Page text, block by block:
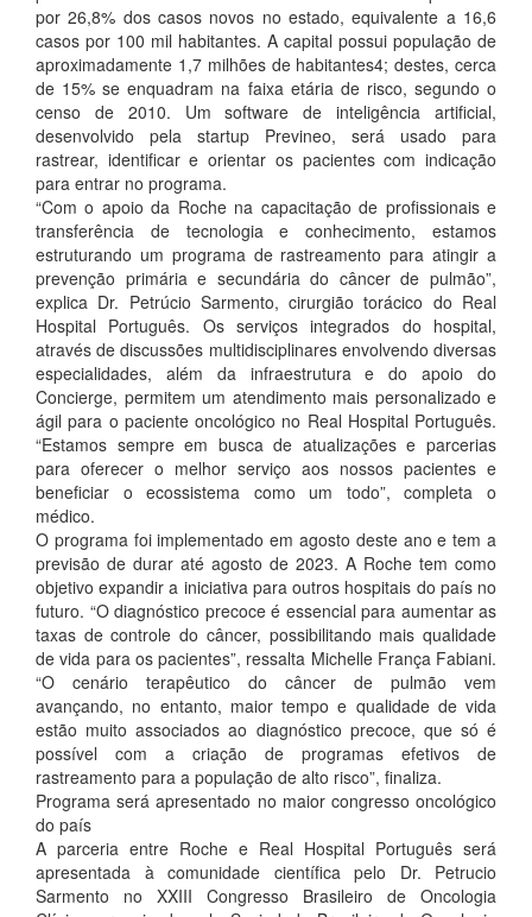
por 26,8% dos casos novos no estado, equivalente a 16,6
casos por 100 mil habitantes. A capital possui população de
aproximadamente 1,7 milhões de habitantes4; destes, cerca
de 15% se enquadram na faixa etária de risco, segundo o
censo de 2010. Um software de inteligência artificial,
desenvolvido pela startup Previneo, será usado para
rastrear, identificar e orientar os pacientes com indicação
para entrar no programa.
“Com o apoio da Roche na capacitação de profissionais e
transferência de tecnologia e conhecimento, estamos
estruturando um programa de rastreamento para atingir a
prevenção primária e secundária do câncer de pulmão”,
explica Dr. Petrúcio Sarmento, cirurgião torácico do Real
Hospital Português. Os serviços integrados do hospital,
através de discussões multidisciplinares envolvendo diversas
especialidades, além da infraestrutura e do apoio do
Concierge, permitem um atendimento mais personalizado e
ágil para o paciente oncológico no Real Hospital Português.
“Estamos sempre em busca de atualizações e parcerias
para oferecer o melhor serviço aos nossos pacientes e
beneficiar o ecossistema como um todo”, completa o
médico.
O programa foi implementado em agosto deste ano e tem a
previsão de durar até agosto de 2023. A Roche tem como
objetivo expandir a iniciativa para outros hospitais do país no
futuro. “O diagnóstico precoce é essencial para aumentar as
taxas de controle do câncer, possibilitando mais qualidade
de vida para os pacientes”, ressalta Michelle França Fabiani.
“O cenário terapêutico do câncer de pulmão vem
avançando, no entanto, maior tempo e qualidade de vida
estão muito associados ao diagnóstico precoce, que só é
possível com a criação de programas efetivos de
rastreamento para a população de alto risco”, finaliza.
Programa será apresentado no maior congresso oncológico
do país
A parceria entre Roche e Real Hospital Português será
apresentada à comunidade científica pelo Dr. Petrucio
Sarmento no XXIII Congresso Brasileiro de Oncologia